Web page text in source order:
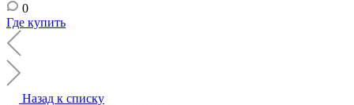
0
Где купить
Назад к списку